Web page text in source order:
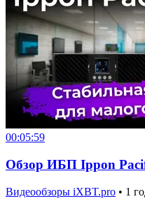
00:05:59
Обзор ИБП Ippon
Видеообзоры iXBT.pro • 1